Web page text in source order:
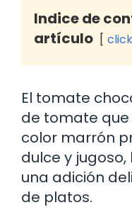
Indice de
artículo
El tomate
de tomate que
color marrón
dulce y
una adición
de platos.